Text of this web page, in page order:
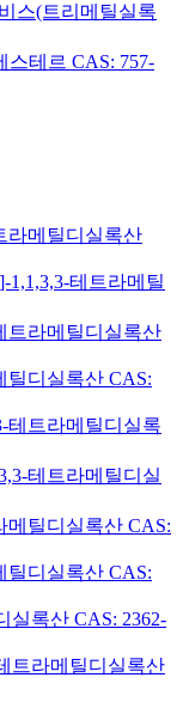
스(트리메틸실록
테르 CAS: 757-
라메틸디실록산
1,1,3,3-테트라메틸
트라메틸디실록산
틸디실록산 CAS:
테트라메틸디실록
테트라메틸디실
메틸디실록산 CAS:
틸디실록산 CAS:
실록산 CAS: 2362-
트라메틸디실록산